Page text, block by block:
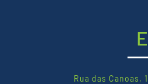
Rua das Canoas,